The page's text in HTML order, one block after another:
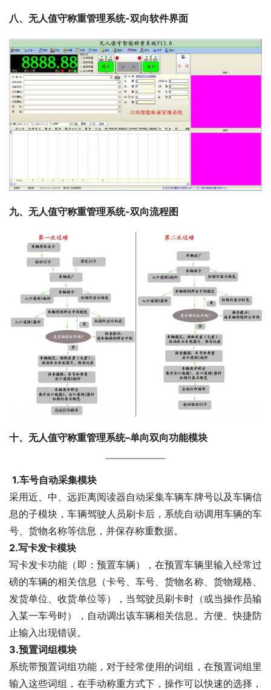
八、无人值守称重管理系统-双向软件界面
九、无人值守称重管理系统-双向流程图
十、无人值守称重管理系统–单向双向功能模块
1.车号自动采集模块
采用近、中、远距离阅读器自动采集车辆车牌号以及车辆信
息的子模块，车辆驾驶人员刷卡后，系统自动调用车辆的车
号、货物名称等信息，并保存称重数据。
2.写卡发卡模块
写卡发卡功能（即：预置车辆），在预置车辆里输入经常过
磅的车辆的相关信息（卡号、车号、货物名称、货物规格、
发货单位、收货单位等），当驾驶员刷卡时（或当操作员输
入某一车号时），自动调出该车辆相关信息。方便、快捷防
止输入出现错误。
3.预置词组模块
系统带预置词组功能，对于经常使用的词组，在预置词组里
输入这些词组，在手动称重方式下，操作可以快速的选择，